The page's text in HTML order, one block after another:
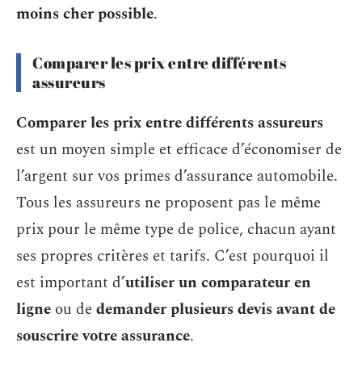
moins cher possible.
Comparer les prix entre différents
assureurs
Comparer les prix entre différents assureurs
est un moyen simple et efficace d’économiser de
l’argent sur vos primes d’assurance automobile.
Tous les assureurs ne proposent pas le même
prix pour le même type de police, chacun ayant
ses propres critères et tarifs. C’est pourquoi il
est important d’utiliser un comparateur en
ligne ou dedemander plusieurs devis avant de
souscrire votre assurance.